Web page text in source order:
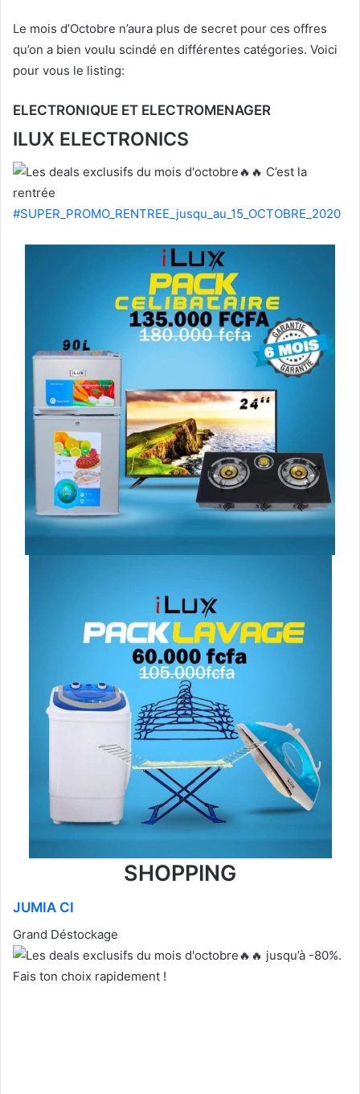
Le mois d’Octobre n’aura plus de secret pour ces offres
qu’on a bien voulu scindé en différentes catégories. Voici
pour vous le listing:
ELECTRONIQUE ET ELECTROMENAGER
ILUX ELECTRONICS
C’est la
rentrée
#SUPER_PROMO_RENTREE_jusqu_au_15_OCTOBRE_2020
SHOPPING
JUMIA CI
Grand Déstockage
jusqu’à -80%.
Fais ton choix rapidement !